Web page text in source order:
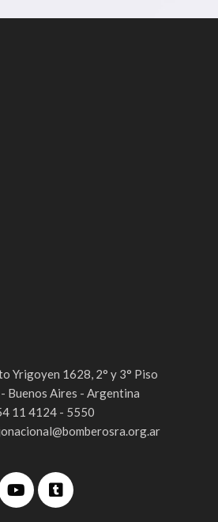
Yrigoyen 1628, 2° y 3° Piso
Buenos Aires - Argentina
11 4124 - 5550